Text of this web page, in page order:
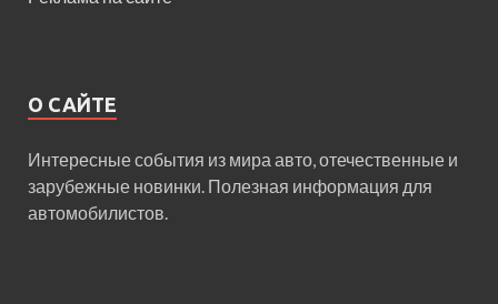
О САЙТЕ
Интересные события из мира авто, отечественные и
зарубежные новинки. Полезная информация для
автомобилистов.